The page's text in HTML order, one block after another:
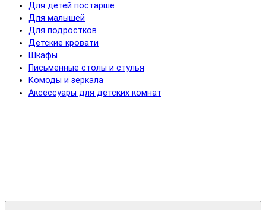
Для детей постарше
Для малышей
Для подростков
Детские кровати
Шкафы
Письменные столы и стулья
Комоды и зеркала
Аксессуары для детских комнат